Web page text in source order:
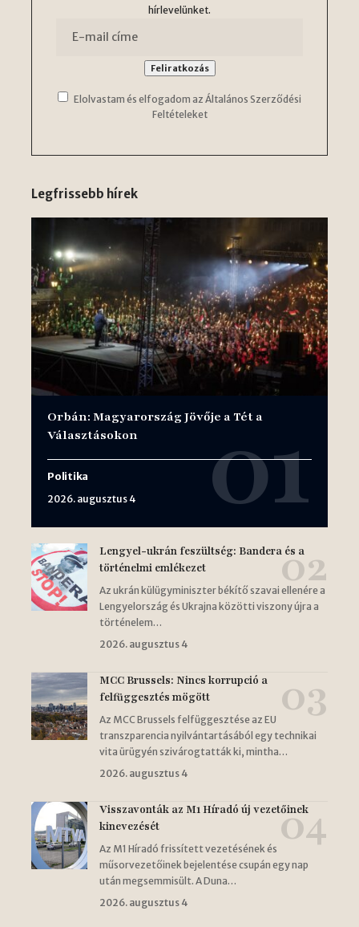
hírlevelünket.
Elolvastam és elfogadom az Általános Szerződési
Feltételeket
Legfrissebb hírek
Orbán: Magyarország Jövője a Tét a
Választásokon
Politika
2026. augusztus 4
Lengyel-ukrán feszültség: Bandera és a
történelmi emlékezet
Az ukrán külügyminiszter békítő szavai ellenére a
Lengyelország és Ukrajna közötti viszony újra a
történelem…
2026. augusztus 4
MCC Brussels: Nincs korrupció a
felfüggesztés mögött
Az MCC Brussels felfüggesztése az EU
transzparencia nyilvántartásából egy technikai
vita ürügyén szivárogtatták ki, mintha…
2026. augusztus 4
Visszavonták az M1 Híradó új vezetőinek
kinevezését
Az M1 Híradó frissített vezetésének és
műsorvezetőinek bejelentése csupán egy nap
után megsemmisült. A Duna…
2026. augusztus 4